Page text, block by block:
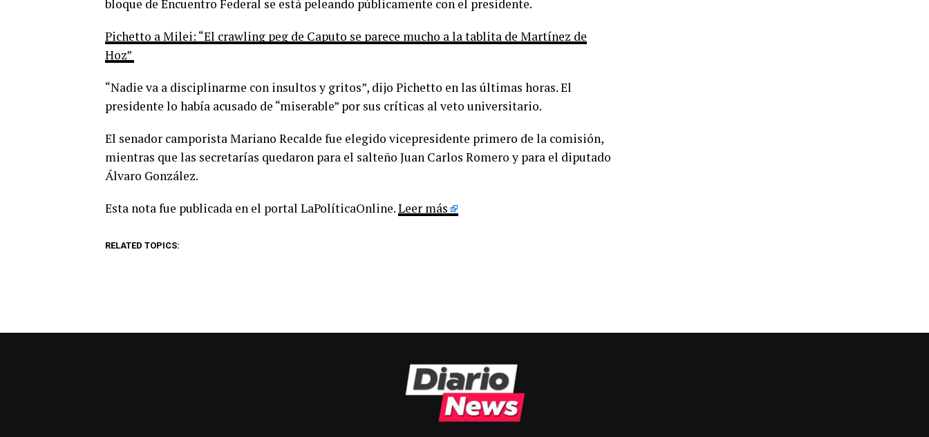
bloque de Encuentro Federal se está peleando públicamente con el presidente.
Pichetto a Milei: “El crawling peg de Caputo se parece mucho a la tablita de Martínez de
Hoz”
“Nadie va a disciplinarme con insultos y gritos”, dijo Pichetto en las últimas horas.El
presidente lo había acusado de “miserable” por sus críticas al veto universitario.
El senador camporista Mariano Recalde fue elegido vicepresidente primero de la comisión,
mientras que las secretarías quedaron para el salteño Juan Carlos Romero y para el diputado
Álvaro González.
Esta nota fue publicada en el portal LaPolíticaOnline.Leer más
RELATED TOPICS: